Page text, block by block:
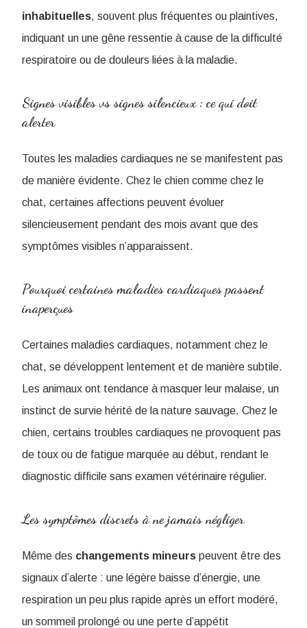
inhabituelles, souvent plus fréquentes ou plaintives,
indiquant un une gêne ressentie à cause de la difficulté
respiratoire ou de douleurs liées à la maladie.
Signes visibles vs signes silencieux : ce qui doit
alerter
Toutes les maladies cardiaques ne se manifestent pas
de manière évidente. Chez le chien comme chez le
chat, certaines affections peuvent évoluer
silencieusement pendant des mois avant que des
symptômes visibles n’apparaissent.
Pourquoi certaines maladies cardiaques passent
inaperçues
Certaines maladies cardiaques, notamment chez le
chat, se développent lentement et de manière subtile.
Les animaux ont tendance à masquer leur malaise, un
instinct de survie hérité de la nature sauvage. Chez le
chien, certains troubles cardiaques ne provoquent pas
de toux ou de fatigue marquée au début, rendant le
diagnostic difficile sans examen vétérinaire régulier.
Les symptômes discrets à ne jamais négliger
Même des changements mineurs peuvent être des
signaux d’alerte : une légère baisse d’énergie, une
respiration un peu plus rapide après un effort modéré,
un sommeil prolongé ou une perte d’appétit